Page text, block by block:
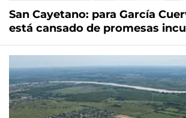
San Cayetano: para García
está cansado de promesas